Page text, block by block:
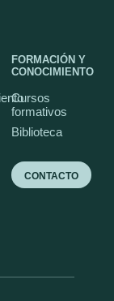
FORMACIÓN Y
CONOCIMIENTO
Cursos
formativos
Biblioteca
CONTACTO